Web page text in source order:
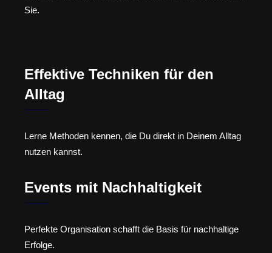
Sie.
Effektive Techniken für den
Alltag
Lerne Methoden kennen, die Du direkt in Deinem Alltag
nutzen kannst.
Events mit Nachhaltigkeit
Perfekte Organisation schafft die Basis für nachhaltige
Erfolge.